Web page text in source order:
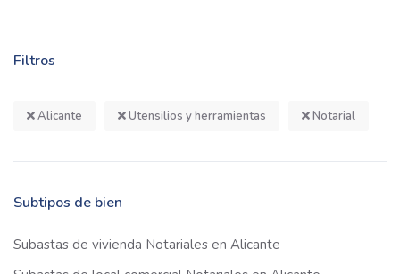
Filtros
Alicante Utensilios y herramientas Notarial
Subtipos de bien
Subastas de vivienda Notariales en Alicante